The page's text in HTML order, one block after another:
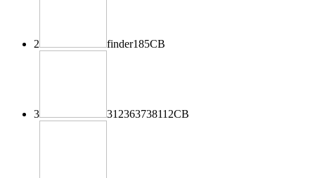
2 finder185CB
3 312363738112CB